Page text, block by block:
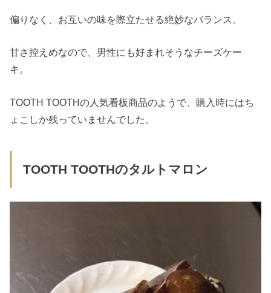
偏りなく、お互いの味を際立たせる絶妙なバランス。
甘さ控えめなので、男性にも好まれそうなチーズケー
キ。
TOOTH TOOTHの人気看板商品のようで、購入時にはち
ょこしか残っていませんでした。
TOOTH TOOTHのタルトマロン